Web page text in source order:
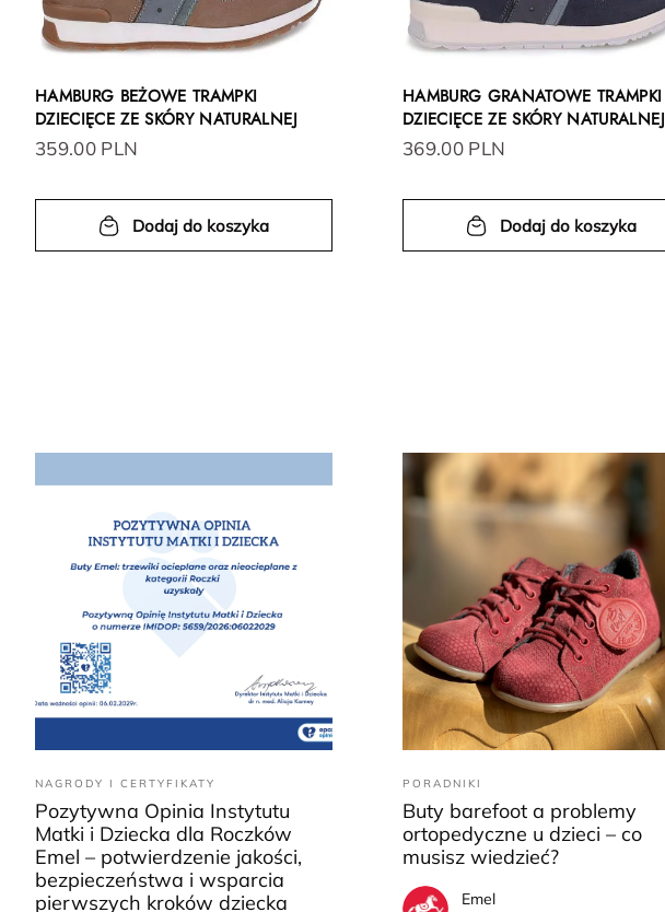
HAMBURG BEŻOWE TRAMPKI
DZIECIĘCE ZE SKÓRY NATURALNEJ
359.00 PLN
Dodaj do koszyka
HAMBURG GRANATOWE TRAMPKI
DZIECIĘCE ZE SKÓRY NATURALNEJ
369.00 PLN
Dodaj do koszyka
NAGRODY I CERTYFIKATY
Pozytywna Opinia Instytutu
Matki i Dziecka dla Roczków
Emel – potwierdzenie jakości,
bezpieczeństwa i wsparcia
pierwszych kroków dziecka
PORADNIKI
Buty barefoot a problemy
ortopedyczne u dzieci – co
musisz wiedzieć?
Emel